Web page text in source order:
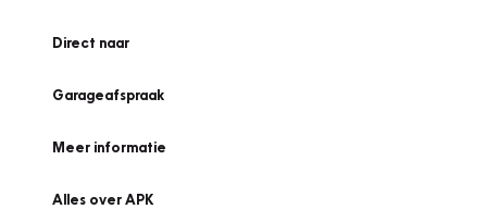
Direct naar
Garageafspraak
Meer informatie
Alles over APK